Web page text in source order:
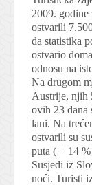
2009.
ostvarili
da statistika
ostvario
odnosu na
Na drugom
Austrije, njih
ovih 23 dana
lani. Na
ostvarili su
puta ( + 14
Susjedi iz
noći. Turisti